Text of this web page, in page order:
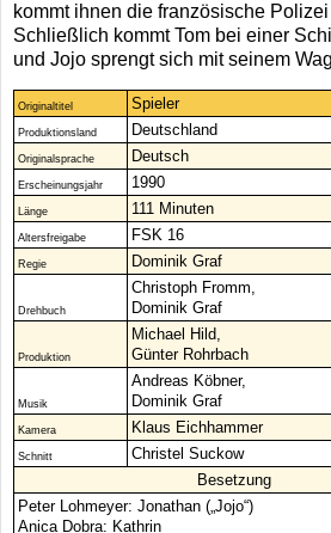
kommt ihnen die französische
Schließlich kommt Tom bei einer
und Jojo sprengt sich mit seinem
Originaltitel Spieler
Produktionsland Deutschland
Originalsprache Deutsch
Erscheinungsjahr 1990
Länge 111 Minuten
Altersfreigabe FSK 16
Regie Dominik Graf
Drehbuch
Christoph Fromm,
Dominik Graf
Produktion
Michael Hild,
Günter Rohrbach
Musik
Andreas Köbner,
Dominik Graf
Kamera Klaus Eichhammer
Schnitt
Christel Suckow
Besetzung
Peter Lohmeyer: Jonathan („Jojo“)
Anica Dobra: Kathrin